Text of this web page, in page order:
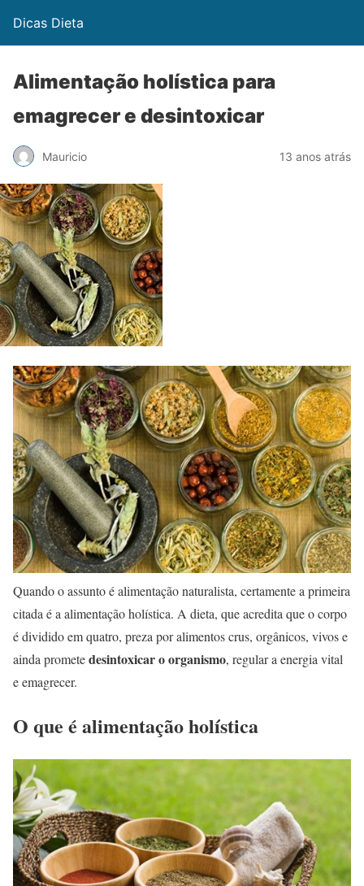
Dicas Dieta
Alimentação holística para
emagrecer e desintoxicar
Mauricio 13 anos atrás
Quando o assunto é alimentação naturalista, certamente a primeira
citada é a alimentação holística. A dieta, que acredita que o corpo
é dividido em quatro, preza por alimentos crus, orgânicos, vivos e
ainda prometedesintoxicar o organismo, regular a energia vital
e emagrecer.
O que é alimentação holística